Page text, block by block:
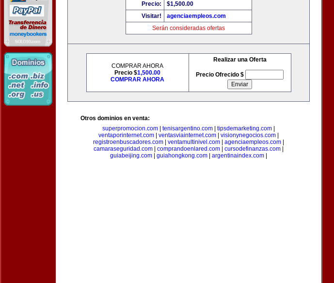
Precio:
$1,500.00
Visitar!
agenciaempleos.com
Serán consideradas ofertas
COMPRAR AHORA
Precio $1,500.00
COMPRAR AHORA
Realizar una Oferta
Precio Ofrecido $
Otros dominios en venta:
superpromocion.com
tenisargentino.com tipsdemarketing.com
ventaporinternet.com
ventasviainternet.com visionynegocios.com
registroenbuscadores.com
ventamultinivel.com agenciaempleos.com
camaraseguridad.com
comprandoenlared.com cursodefinanzas.com
guiabeijing.com
guiahongkong.com argentinaindex.com